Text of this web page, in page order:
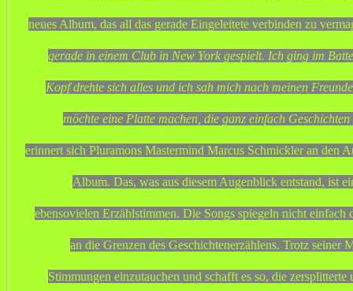
neues Album, das all das gerade Eingeleitete verbinden zu
gerade in einem Club in New York gespielt. Ich ging im
Kopf drehte sich alles und ich sah mich nach meinen
möchte eine Platte machen, die ganz einfach
erinnert sich Pluramons Mastermind Marcus Schmickler an den
Album. Das, was aus diesem Augenblick entstand, ist
ebensovielen Erzählstimmen. Die Songs spiegeln nicht einfach
an die Grenzen des Geschichtenerzählens. Trotz
Stimmungen einzutauchen und schafft es so, die